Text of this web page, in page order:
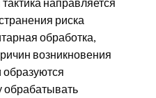
риска
обработка,
возникновения
образуются
обрабатывать